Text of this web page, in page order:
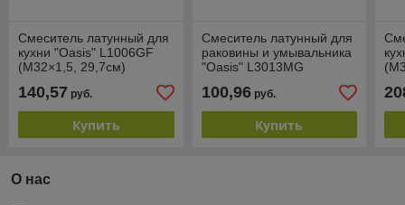
Смеситель латунный для
кухни "Oasis" L1006GF
(М32×1,5, 29,7см)
140,57 руб.
Купить
Смеситель латунный для
раковины и умывальника
"Oasis" L3013MG
100,96руб.
Купить
О нас